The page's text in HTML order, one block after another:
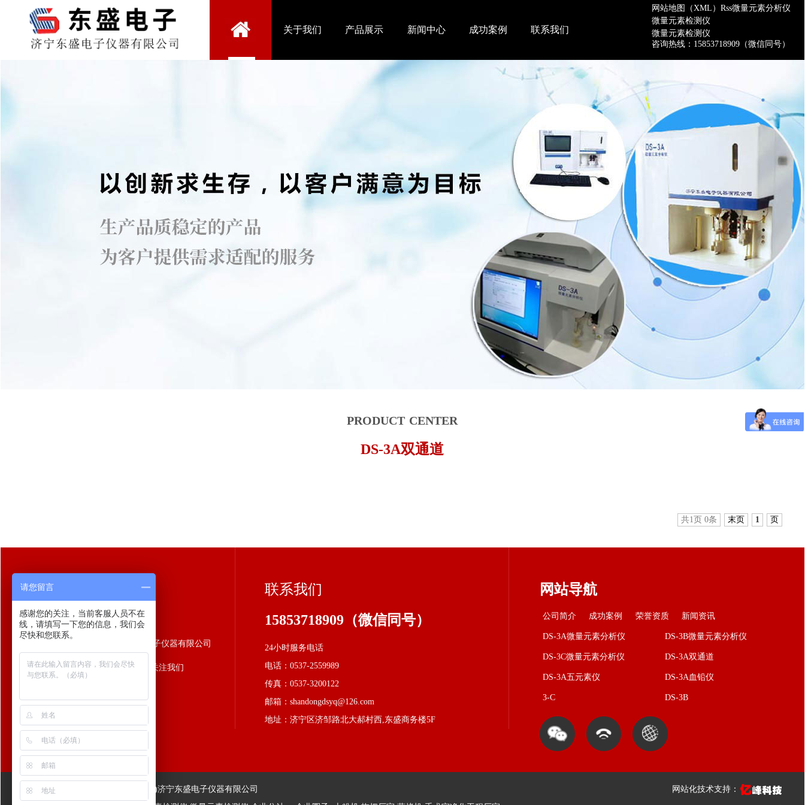
关于我们 产品展示 新闻中心 成功案例 联系我们
网站地图（XML） Rss微量元素分析仪
微量元素检测仪
微量元素检测仪
咨询热线：15853718909（微信同号）
product center
DS-3A双通道
页
1
末页
共1页 0条
网站导航
公司简介 成功案例 荣誉资质 新闻资讯
DS-3A微量元素分析仪 DS-3B微量元素分析仪
DS-3C微量元素分析仪 DS-3A双通道
DS-3A五元素仪 DS-3A血铅仪
3-C DS-3B
联系我们
15853718909（微信同号）
24小时服务电话
电话：0537-2559989
传真：0537-3200122
邮箱：shandongdsyq@126.com
地址：济宁区济邹路北大郝村西,东盛商务楼5F
关于我们
济宁东盛电子仪器有限公司
扫一扫！ 关注我们
Copyright www.sddsgs.com )济宁东盛电子仪器有限公司
网站化技术支持：
请您留言
感谢您的关注，当前客服人员不在
线，请填写一下您的信息，我们会
尽快和您联系。